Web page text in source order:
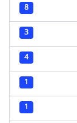
8
3
4
1
1